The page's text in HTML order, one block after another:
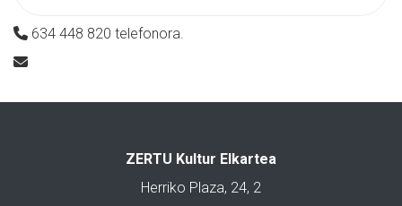
634 448 820 telefonora.
ZERTU Kultur Elkartea
Herriko Plaza, 24, 2